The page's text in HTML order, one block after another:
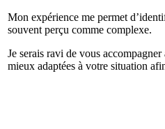
Mon expérience me permet
souvent perçu comme complexe.
Je serais ravi de vous
mieux adaptées à votre situation